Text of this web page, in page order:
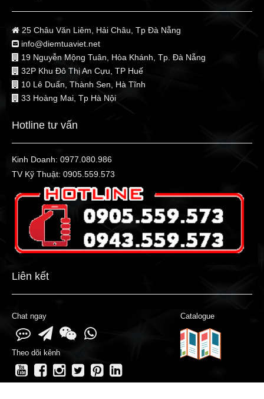
25 Châu Văn Liêm, Hải Châu, Tp Đà Nẵng
info@diemtuaviet.net
19 Nguyễn Mộng Tuân, Hòa Khánh, Tp. Đà Nẵng
32P Khu Đô Thị An Cựu, TP Huế
10 Lê Duẩn, Thành Sen, Hà Tĩnh
33 Hoàng Mai, Tp Hà Nội
Hotline tư vấn
Kinh Doanh: 0977.080.986
TV Kỹ Thuật: 0905.559.573
Liên kết
Chat ngay
Theo dõi kênh
Catalogue